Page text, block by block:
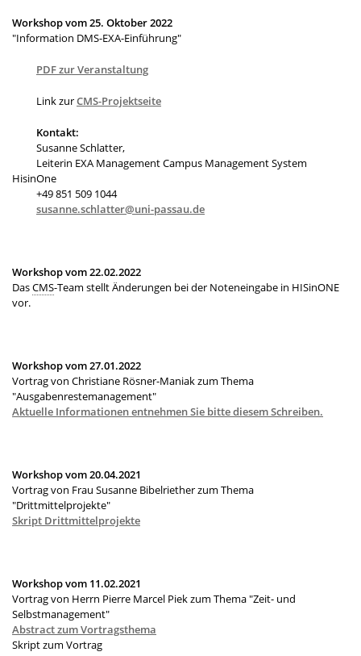
Workshop vom 25. Oktober 2022
"Information DMS-EXA-Einführung"
PDF zur Veranstaltung
Link zurCMS-Projektseite
Kontakt:
Susanne Schlatter,
Leiterin EXA Management Campus Management System
HisinOne
+49 851 509 1044
susanne.schlatter@uni-passau.de
Workshop vom 22.02.2022
DasCMS-Team stellt Änderungen bei der Noteneingabe in HISinONE
vor.
Workshop vom 27.01.2022
Vortrag von Christiane Rösner-Maniak zum Thema
"Ausgabenrestemanagement"
Aktuelle Informationen entnehmen Sie bitte diesem Schreiben.
Workshop vom 20.04.2021
Vortrag von Frau Susanne Bibelriether zum Thema
"Drittmittelprojekte"
Skript Drittmittelprojekte
Workshop vom 11.02.2021
Vortrag von Herrn Pierre Marcel Piek zum Thema "Zeit- und
Selbstmanagement"
Abstract zum Vortragsthema
Skript zum Vortrag